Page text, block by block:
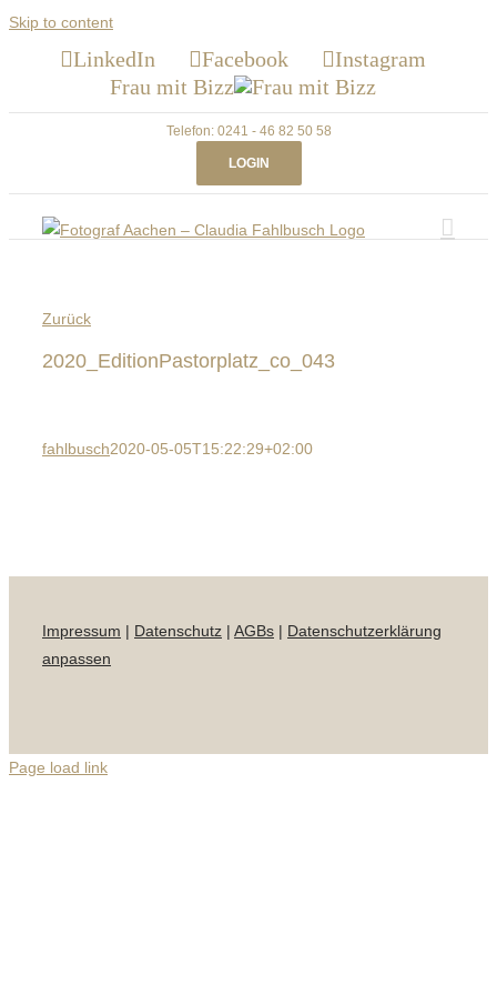
Skip to content
LinkedIn Facebook
Instagram
Frau mit Bizz
Telefon: 0241 - 46 82 50 58
LOGIN
Zurück
2020_EditionPastorplatz_co_043
fahlbusch2020-05-05T15:22:29+02:00
Impressum | Datenschutz | AGBs | Datenschutzerklärung
anpassen
Page load link